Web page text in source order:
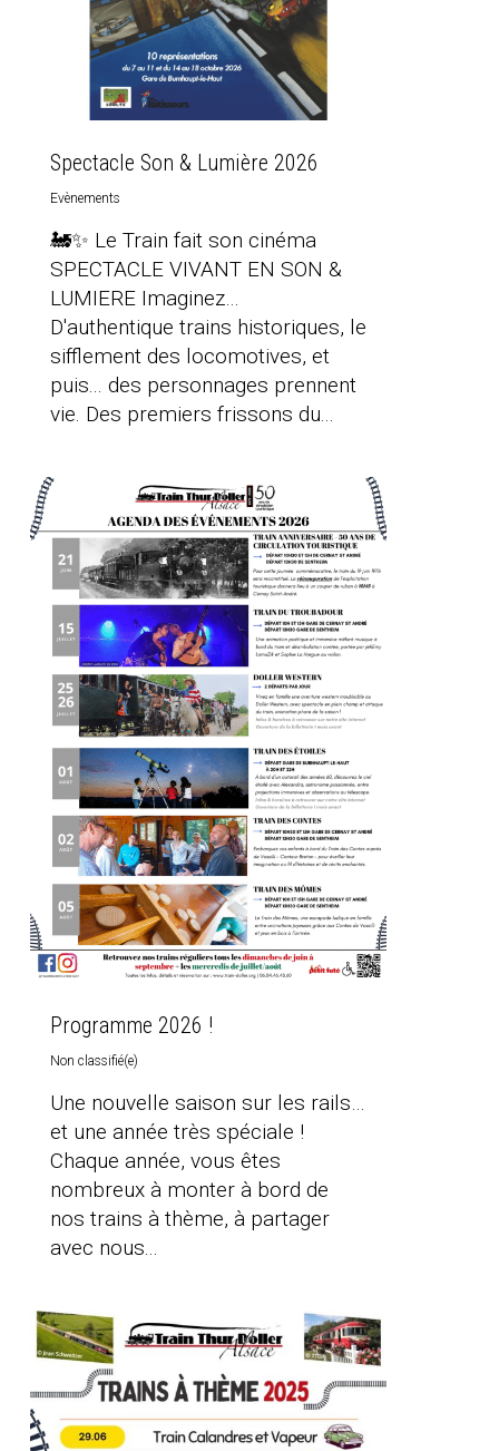
Spectacle Son & Lumière 2026
Evènements
🚂✨ Le Train fait son cinéma
SPECTACLE VIVANT EN SON &
LUMIERE Imaginez…
D'authentique trains historiques, le
sifflement des locomotives, et
puis... des personnages prennent
vie. Des premiers frissons du...
Programme 2026 !
Non classifié(e)
Une nouvelle saison sur les rails…
et une année très spéciale !
Chaque année, vous êtes
nombreux à monter à bord de
nos trains à thème, à partager
avec nous...